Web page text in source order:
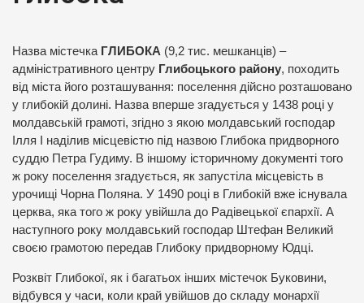
Назва містечка ГЛИБОКА (9,2 тис. мешканців) –
адміністративного центру Глибоцького району, походить
від міста його розташування: поселення дійсно розташовано
у глибокій долині. Назва вперше згадується у 1438 році у
молдавській грамоті, згідно з якою молдавський господар
Ілля І наділив місцевістю під назвою Глибока придворного
суддю Петра Гудиму. В іншому історичному документі того
ж року поселення згадується, як запустіла місцевість в
урочищі Чорна Поляна. У 1490 році в Глибокій вже існувала
церква, яка того ж року увійшла до Радівецької єпархії. А
наступного року молдавський господар Штефан Великий
своєю грамотою передав Глибоку придворному Юдці.
Розквіт Глибокої, як і багатьох інших містечок Буковини,
відбувся у часи, коли край увійшов до складу монархії